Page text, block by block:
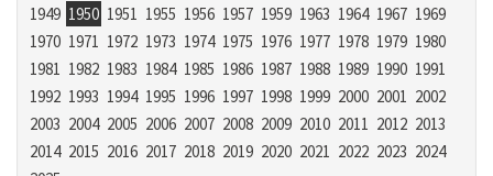
1949 1950 1951 1955 1956 1957 1959 1963 1964 1967 1969
1970 1971 1972 1973 1974 1975 1976 1977 1978 1979 1980
1981 1982 1983 1984 1985 1986 1987 1988 1989 1990 1991
1992 1993 1994 1995 1996 1997 1998 1999 2000 2001 2002
2003 2004 2005 2006 2007 2008 2009 2010 2011 2012 2013
2014 2015 2016 2017 2018 2019 2020 2021 2022 2023 2024